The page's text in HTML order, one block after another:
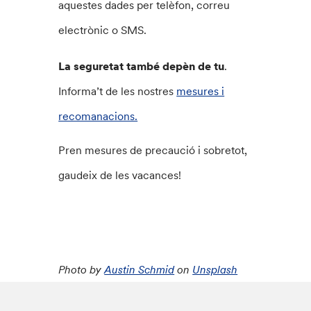
aquestes dades per telèfon, correu
electrònic o SMS.
La seguretat també depèn de tu.
Informa’t de les nostres mesures i
recomanacions.
Pren mesures de precaució i sobretot,
gaudeix de les vacances!
Photo byAustin Schmidon Unsplash